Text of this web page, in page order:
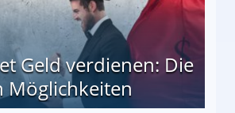
Geld verdienen: Die
Möglichkeiten